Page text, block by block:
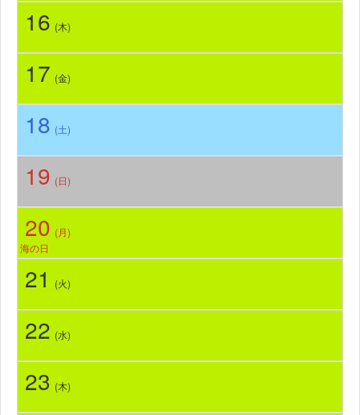
16 (木)
17 (金)
18 (土)
19 (日)
20 (月)
海の日
21 (火)
22 (水)
23 (木)